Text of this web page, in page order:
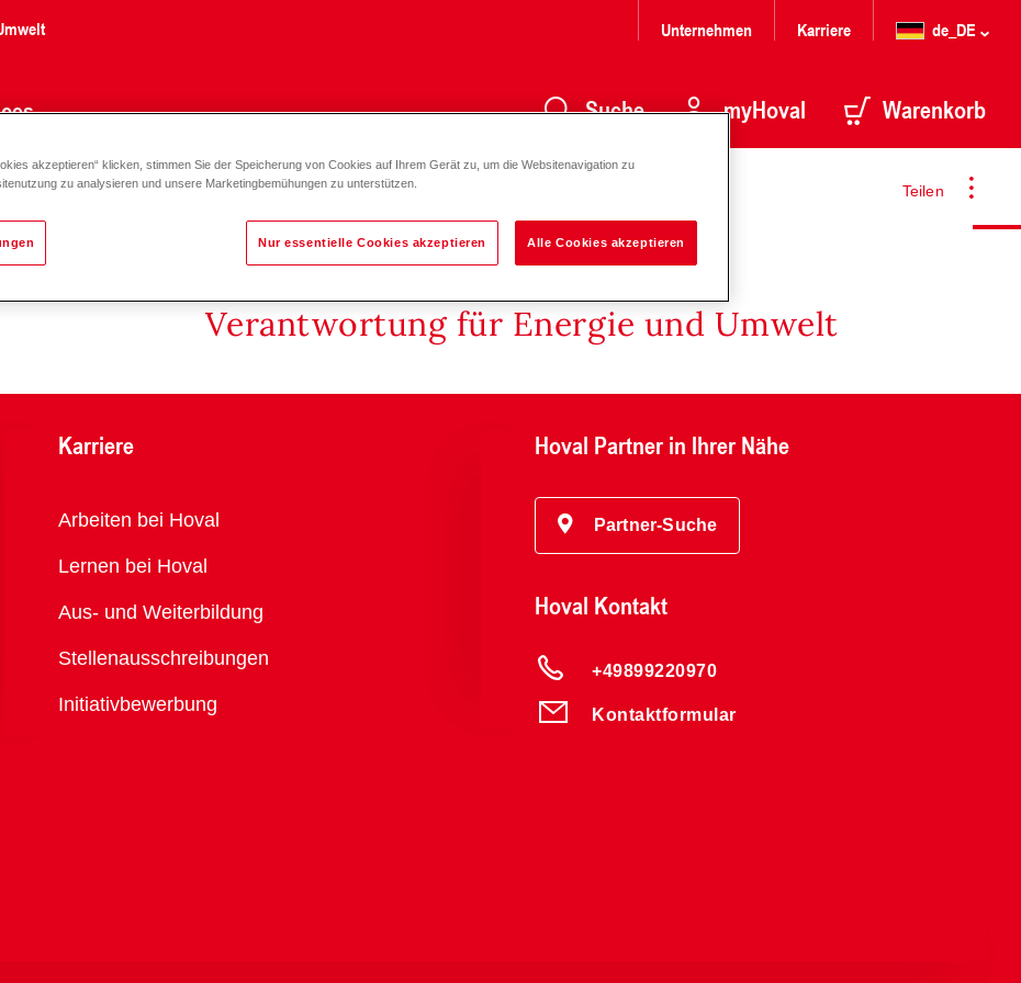
Unternehmen Karriere de_DE
Suche myHoval Warenkorb
Teilen
Armaturengruppe Mischerkreis VL links / (rechts) DN 40-50
Verantwortung für Energie und Umwelt
Karriere
Übersicht
Arbeiten bei Hoval
Lernen bei Hoval
Aus- und Weiterbildung
Stellenausschreibungen
Initiativbewerbung
Hoval Partner in Ihrer Nähe
Partner-Suche
Hoval Kontakt
+49899220970
Kontaktformular
akzeptieren“ klicken, stimmen Sie der Speicherung von Cookies auf Ihrem Gerät zu, um die Websitenavigation zu
zu analysieren und unsere Marketingbemühungen zu unterstützen.
Nur essentielle Cookies akzeptieren Alle Cookies akzeptieren